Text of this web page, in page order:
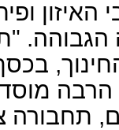
תחבורה